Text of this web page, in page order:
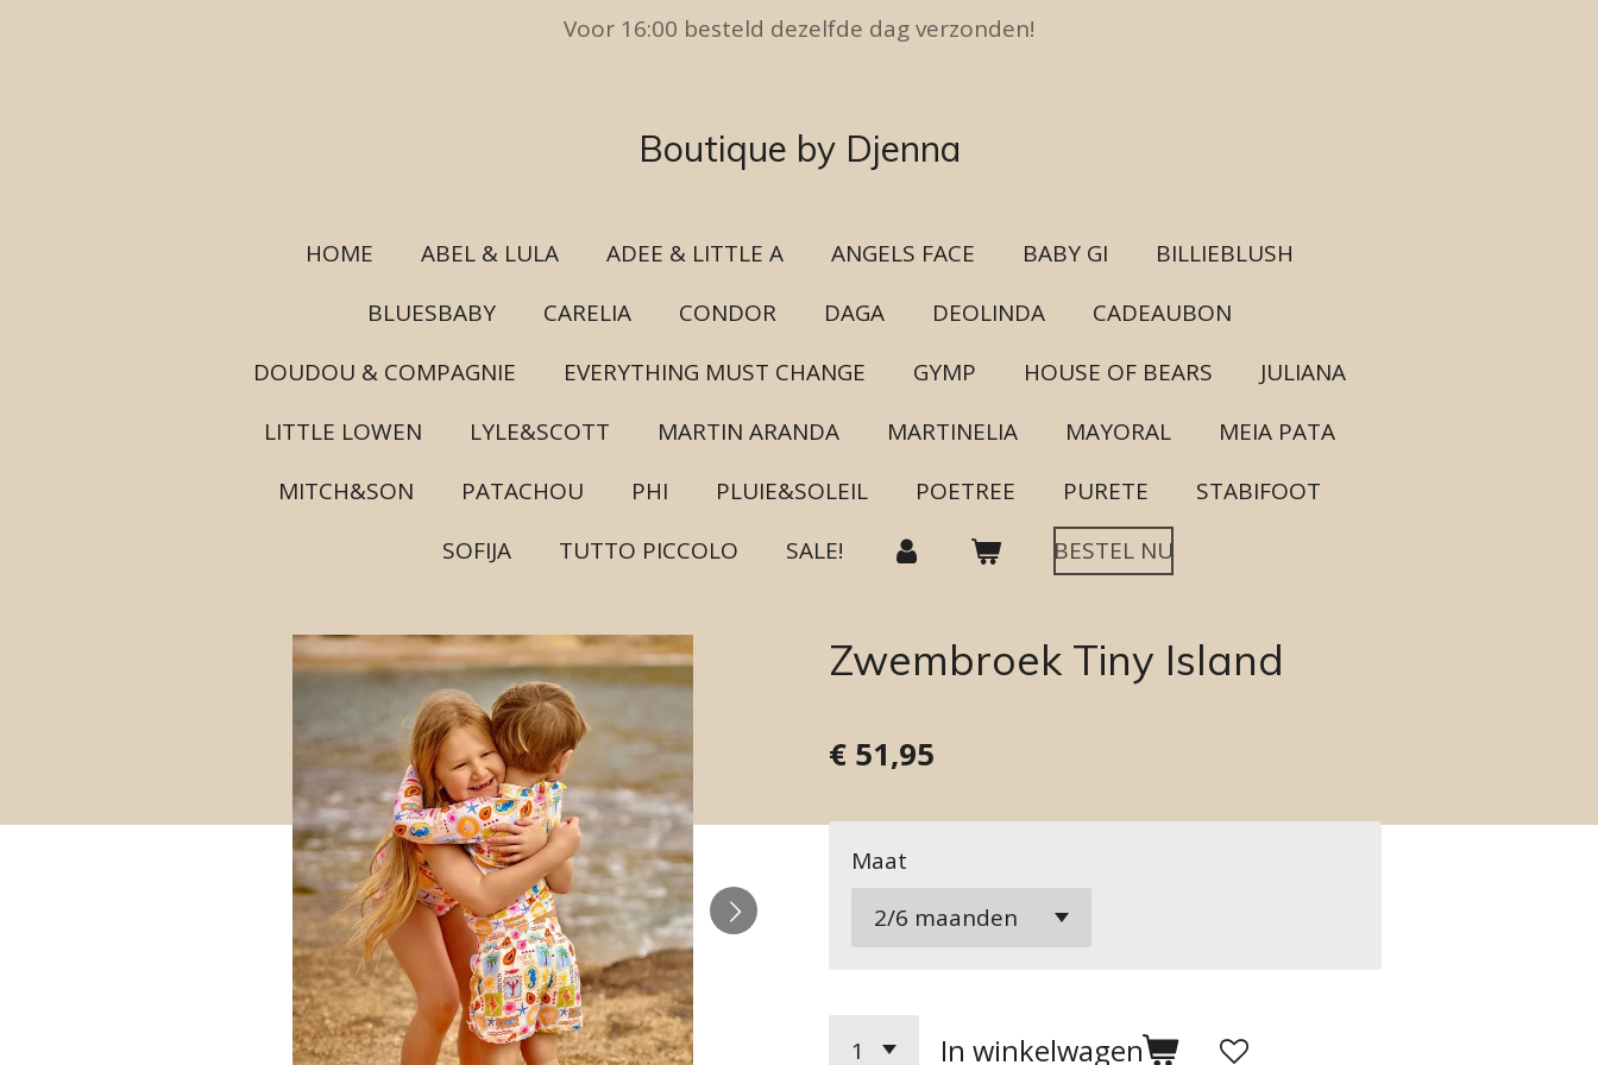
Voor 16:00 besteld dezelfde dag verzonden!
Boutique by Djenna
HOME ABEL & LULA ADEE & LITTLE A ANGELS FACE BABY GI
BILLIEBLUSH
BLUESBABY
CARELIA CONDOR DAGA DEOLINDA
CADEAUBON
DOUDOU & COMPAGNIE
EVERYTHING MUST CHANGE GYMP HOUSE OF BEARS
JULIANA
LITTLE LOWEN
LYLE&SCOTT MARTIN ARANDA MARTINELIA MAYORAL
MEIA PATA
MITCH&SON
PATACHOU PHI PLUIE&SOLEIL POETREE PURETE
STABIFOOT
SOFIJA
TUTTO PICCOLO SALE! BESTEL NU
Zwembroek Tiny Island
€ 51,95
Maat
In winkelwagen